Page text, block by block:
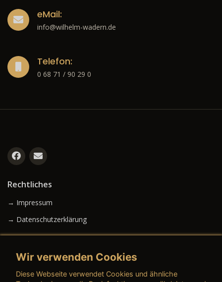
eMail:
info@wilhelm-wadern.de
Telefon:
0 68 71 / 90 29 0
Rechtliches
→ Impressum
→ Datenschutzerklärung
Wir verwenden Cookies
Diese Webseite verwendet Cookies und ähnliche